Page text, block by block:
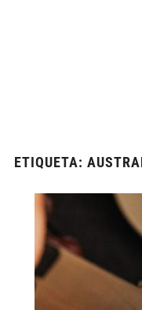
ETIQUETA: